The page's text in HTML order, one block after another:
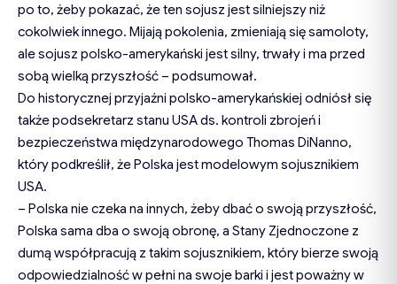
po to, żeby pokazać, że ten sojusz jest silniejszy niż
cokolwiek innego. Mijają pokolenia, zmieniają się samoloty,
ale sojusz polsko-amerykański jest silny, trwały i ma przed
sobą wielką przyszłość – podsumował.
Do historycznej przyjaźni polsko-amerykańskiej odniósł się
także podsekretarz stanu USA ds. kontroli zbrojeń i
bezpieczeństwa międzynarodowego Thomas DiNanno,
który podkreślił, że Polska jest modelowym sojusznikiem
USA.
– Polska nie czeka na innych, żeby dbać o swoją przyszłość,
Polska sama dba o swoją obronę, a Stany Zjednoczone z
dumą współpracują z takim sojusznikiem, który bierze swoją
odpowiedzialność w pełni na swoje barki i jest poważny w